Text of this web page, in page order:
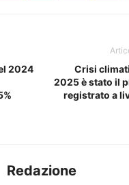
2024
Crisi
2025 è stato il
registrato a
Redazione